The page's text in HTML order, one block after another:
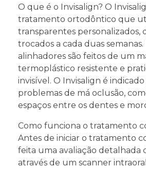
O que é o Invisalign? O
tratamento ortodôntico que
transparentes personalizados,
trocados a cada duas semanas.
alinhadores são feitos de um
termoplástico resistente e
invisível. O Invisalign é
problemas de má oclusão,
espaços entre os dentes e
Como funciona o tratamento
Antes de iniciar o tratamento
feita uma avaliação detalhada
através de um scanner